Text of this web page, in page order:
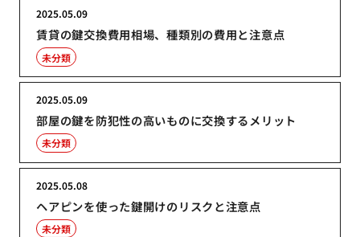
賃貸の鍵交換費用相場、種類別の費用と注意点
2025.05.09
未分類
部屋の鍵を防犯性の高いものに交換するメリット
2025.05.09
未分類
ヘアピンを使った鍵開けのリスクと注意点
2025.05.08
未分類